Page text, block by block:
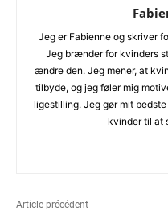
Jeg er Fabienne og skriver
Jeg brænder for kvinders
ændre den. Jeg mener, at
tilbyde, og jeg føler mig
ligestilling. Jeg gør mit
kvinder til at
Article précédent